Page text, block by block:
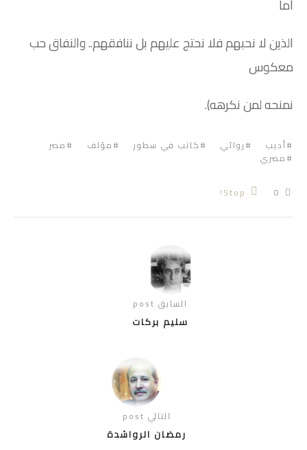
أما
الذين لا نحبهم فلا نحتج عليهم بل ننافقهم.. والنفاق حب
معكوس
نمنحه لمن نكرهه).
أديب روائي كاتب في سطور مؤلف
مصر
مصري
0
Stop!
السابق post
سليم بركات
التالي post
رمضان الرواشدة